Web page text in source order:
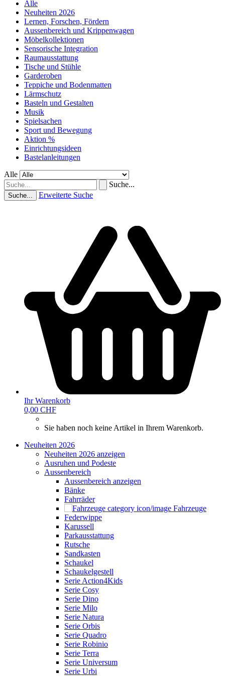
Alle
Neuheiten 2026
Lernen, Forschen, Fördern
Aussenbereich und Krippenwagen
Möbelkollektionen
Sensorische Integration
Raumausstattung
Tische und Stühle
Garderoben
Teppiche und Bodenmatten
Lärmschutz
Basteln und Gestalten
Musik
Spielsachen
Sport und Bewegung
Aktion %
Einrichtungsideen
Bastelanleitungen
Alle
Suche...
Suche... Erweiterte Suche
Ihr Warenkorb
0,00 CHF
Sie haben noch keine Artikel in Ihrem Warenkorb.
Neuheiten 2026
Neuheiten 2026 anzeigen
Ausruhen und Podeste
Aussenbereich
Aussenbereich anzeigen
Bänke
Fahrräder
Fahrzeuge
Federwippe
Karussell
Parkausstattung
Rutsche
Sandkasten
Schaukel
Schaukelgestell
Serie Action4Kids
Serie Cosy
Serie Dino
Serie Milo
Serie Natura
Serie Orbis
Serie Quadro
Serie Robinio
Serie Terra
Serie Universum
Serie Urbi